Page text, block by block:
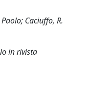
Caciuffo, R.
in rivista